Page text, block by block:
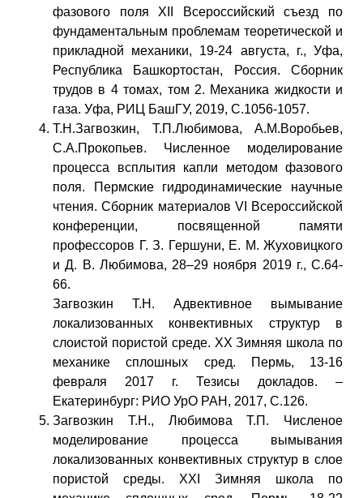
фазового поля XII Всероссийский съезд по
фундаментальным проблемам теоретической и
прикладной механики, 19-24 августа, г., Уфа,
Республика Башкортостан, Россия. Сборник
трудов в 4 томах, том 2. Механика жидкости и
газа. Уфа, РИЦ БашГУ, 2019, С.1056-1057.
Т.Н.Загвозкин, Т.П.Любимова, А.М.Воробьев,
С.А.Прокопьев. Численное моделирование
процесса всплытия капли методом фазового
поля. Пермские гидродинамические научные
чтения. Сборник материалов VI Всероссийской
конференции, посвященной памяти
профессоров Г. З. Гершуни, Е. М. Жуховицкого
и Д. В. Любимова, 28–29 ноября 2019 г., С.64-
66.
Загвозкин Т.Н. Адвективное вымывание
локализованных конвективных структур в
слоистой пористой среде. ХХ Зимняя школа по
механике сплошных сред. Пермь, 13-16
февраля 2017 г. Тезисы докладов. –
Екатеринбург: РИО УрО РАН, 2017, С.126.
Загвозкин Т.Н., Любимова Т.П. Численое
моделирование процесса вымывания
локализованных конвективных структур в слое
пористой среды. ХХI Зимняя школа по